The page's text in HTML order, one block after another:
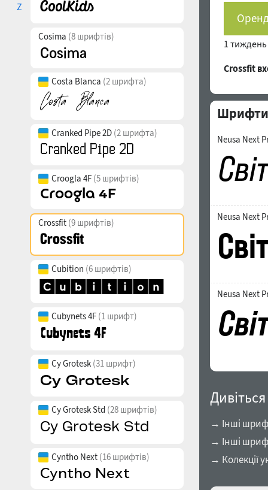
Z
Cosima (8 шрифтів)
Costa Blanca (2 шрифта)
Cranked Pipe 2D (2 шрифта)
Croogla 4F (5 шрифтів)
Crossfit (9 шрифтів)
Cubition (6 шрифтів)
Cubynets 4F (1 шрифт)
Cy Grotesk (31 шрифт)
Cy Grotesk Std (28 шрифтів)
Cyntho Next (16 шрифтів)
1
Crossfit
Шрифти
Neusa Next
Neusa Next
Neusa Next
→ Інші
→ Інші
→ Колекції